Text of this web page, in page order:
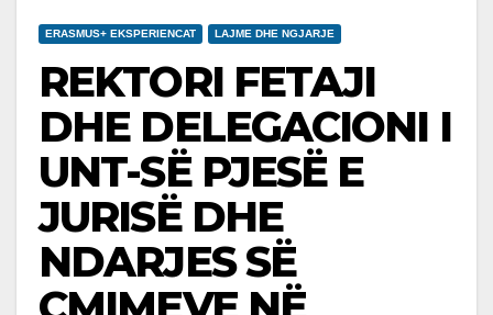
ERASMUS+ EKSPERIENCAT LAJME DHE NGJARJE
REKTORI FETAJI
DHE DELEGACIONI I
UNT-SË PJESË E
JURISË DHE
NDARJES SË